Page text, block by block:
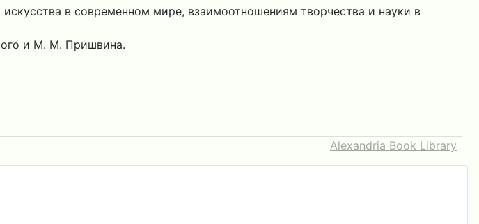
в современном мире, взаимоотношениям творчества и науки в
и М. М. Пришвина.
Alexandria Book Library